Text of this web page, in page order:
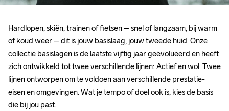
Hardlopen, skiën, trainen of fietsen – snel of langzaam, bij warm
of koud weer – dit is jouw basislaag, jouw tweede huid. Onze
collectie basislagen is de laatste vijftig jaar geëvolueerd en heeft
zich ontwikkeld tot twee verschillende lijnen: Actief en wol. Twee
lijnen ontworpen om te voldoen aan verschillende prestatie-
eisen en omgevingen. Wat je tempo of doel ook is, kies de basis
die bij jou past.